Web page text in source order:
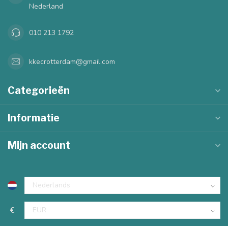
Nederland
010 213 1792
kkecrotterdam@gmail.com
Categorieën
Informatie
Mijn account
€